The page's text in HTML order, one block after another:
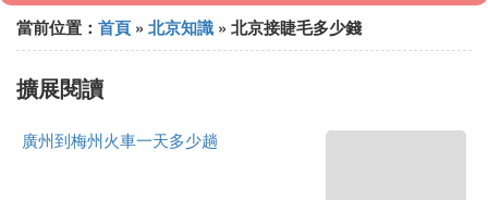
當前位置： 首頁 » 北京知識 » 北京接睫毛多少錢
擴展閱讀
廣州到梅州火車一天多少趟